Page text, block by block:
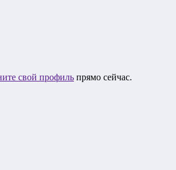
свой профиль прямо сейчас.